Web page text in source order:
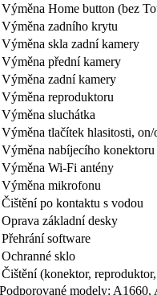
Výměna Home button (bez
Výměna zadního krytu
Výměna skla zadní kamery
Výměna přední kamery
Výměna zadní kamery
Výměna reproduktoru
Výměna sluchátka
Výměna tlačítek hlasitosti,
Výměna nabíjecího konektoru
Výměna Wi-Fi antény
Výměna mikrofonu
Čištění po kontaktu s vodou
Oprava základní desky
Přehrání software
Ochranné sklo
Čištění (konektor,
Podporované modely: A1660,